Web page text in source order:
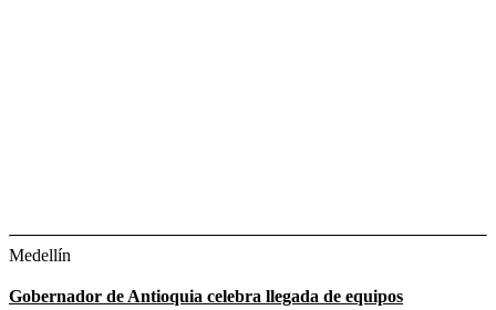
Medellín
Gobernador de Antioquia celebra llegada de equipos